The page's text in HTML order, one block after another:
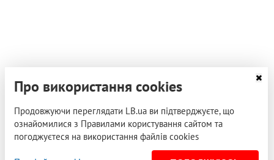
Про використання cookies
Продовжуючи переглядати LB.ua ви підтверджуєте, що
ознайомилися з Правилами користування сайтом та
погоджуєтеся на використання файлів cookies